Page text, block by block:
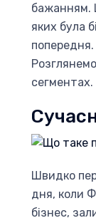
бажанням.
яких була
сегментах.
Швидко
дня, коли
бізнес,